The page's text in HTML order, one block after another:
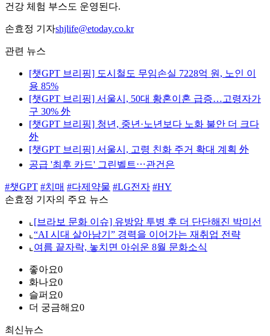
건강 체험 부스도 운영된다.
손효정 기자shjlife@etoday.co.kr
관련 뉴스
[챗GPT 브리핑] 도시철도 무임손실 7228억 원, 노인 이
용 85%
[챗GPT 브리핑] 서울시, 50대 황혼이혼 급증…고령자가
구 30% 外
[챗GPT 브리핑] 청년, 중년·노년보다 노화 불안 더 크다
外
[챗GPT 브리핑] 서울시, 고령 친화 주거 확대 계획 外
공급 '최후 카드' 그린벨트⋯관건은
#챗GPT #치매 #다제약물 #LG전자 #HY
손효정 기자의 주요 뉴스
⌞ [브라보 문화 이슈] 유방암 투병 후 더 단단해진 박미선
⌞ “AI 시대 살아남기” 경력을 이어가는 재취업 전략
⌞ 여름 끝자락, 놓치면 아쉬운 8월 문화소식
좋아요0
화나요0
슬퍼요0
더 궁금해요0
최신뉴스